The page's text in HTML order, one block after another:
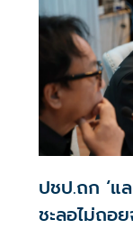
ปชป.ถก ‘แ
ชะลอไม่ถอ